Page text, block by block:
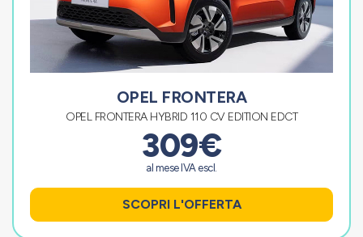
OPEL FRONTERA
OPEL FRONTERA HYBRID 110 CV EDITION EDCT
309€
al mese IVA escl.
SCOPRI L'OFFERTA